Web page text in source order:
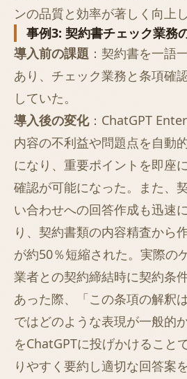
ンの品質と効率が著しく向上し
事例3: 契約書チェック業務
導入前の課題 ：契約書を一語
あり、チェック業務と条項確
していた。
導入後の変化：ChatGPT
内容の不利益や問題点を自動
になり、重要ポイントを即座
確認が可能になった。また、
い合わせへの回答作成も迅速
り、契約書類の内容精査から
が約50％短縮された。実際の
業者との契約締結時に契約条
あった際、「この条項の解釈
ではどのような表現が一般的
をChatGPTに投げかけること
りやすく要約し適切な回答案